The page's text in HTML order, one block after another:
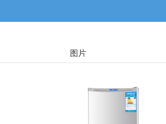
图片